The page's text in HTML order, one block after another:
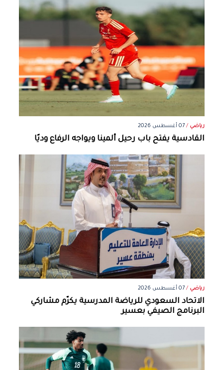
رياضي /07 أغسطس 2026
القادسية يفتح باب رحيل ألمينا ويواجه الرفاع وديًا
رياضي /07 أغسطس 2026
الاتحاد السعودي للرياضة المدرسية يكرّم مشاركي
البرنامج الصيفي بعسير